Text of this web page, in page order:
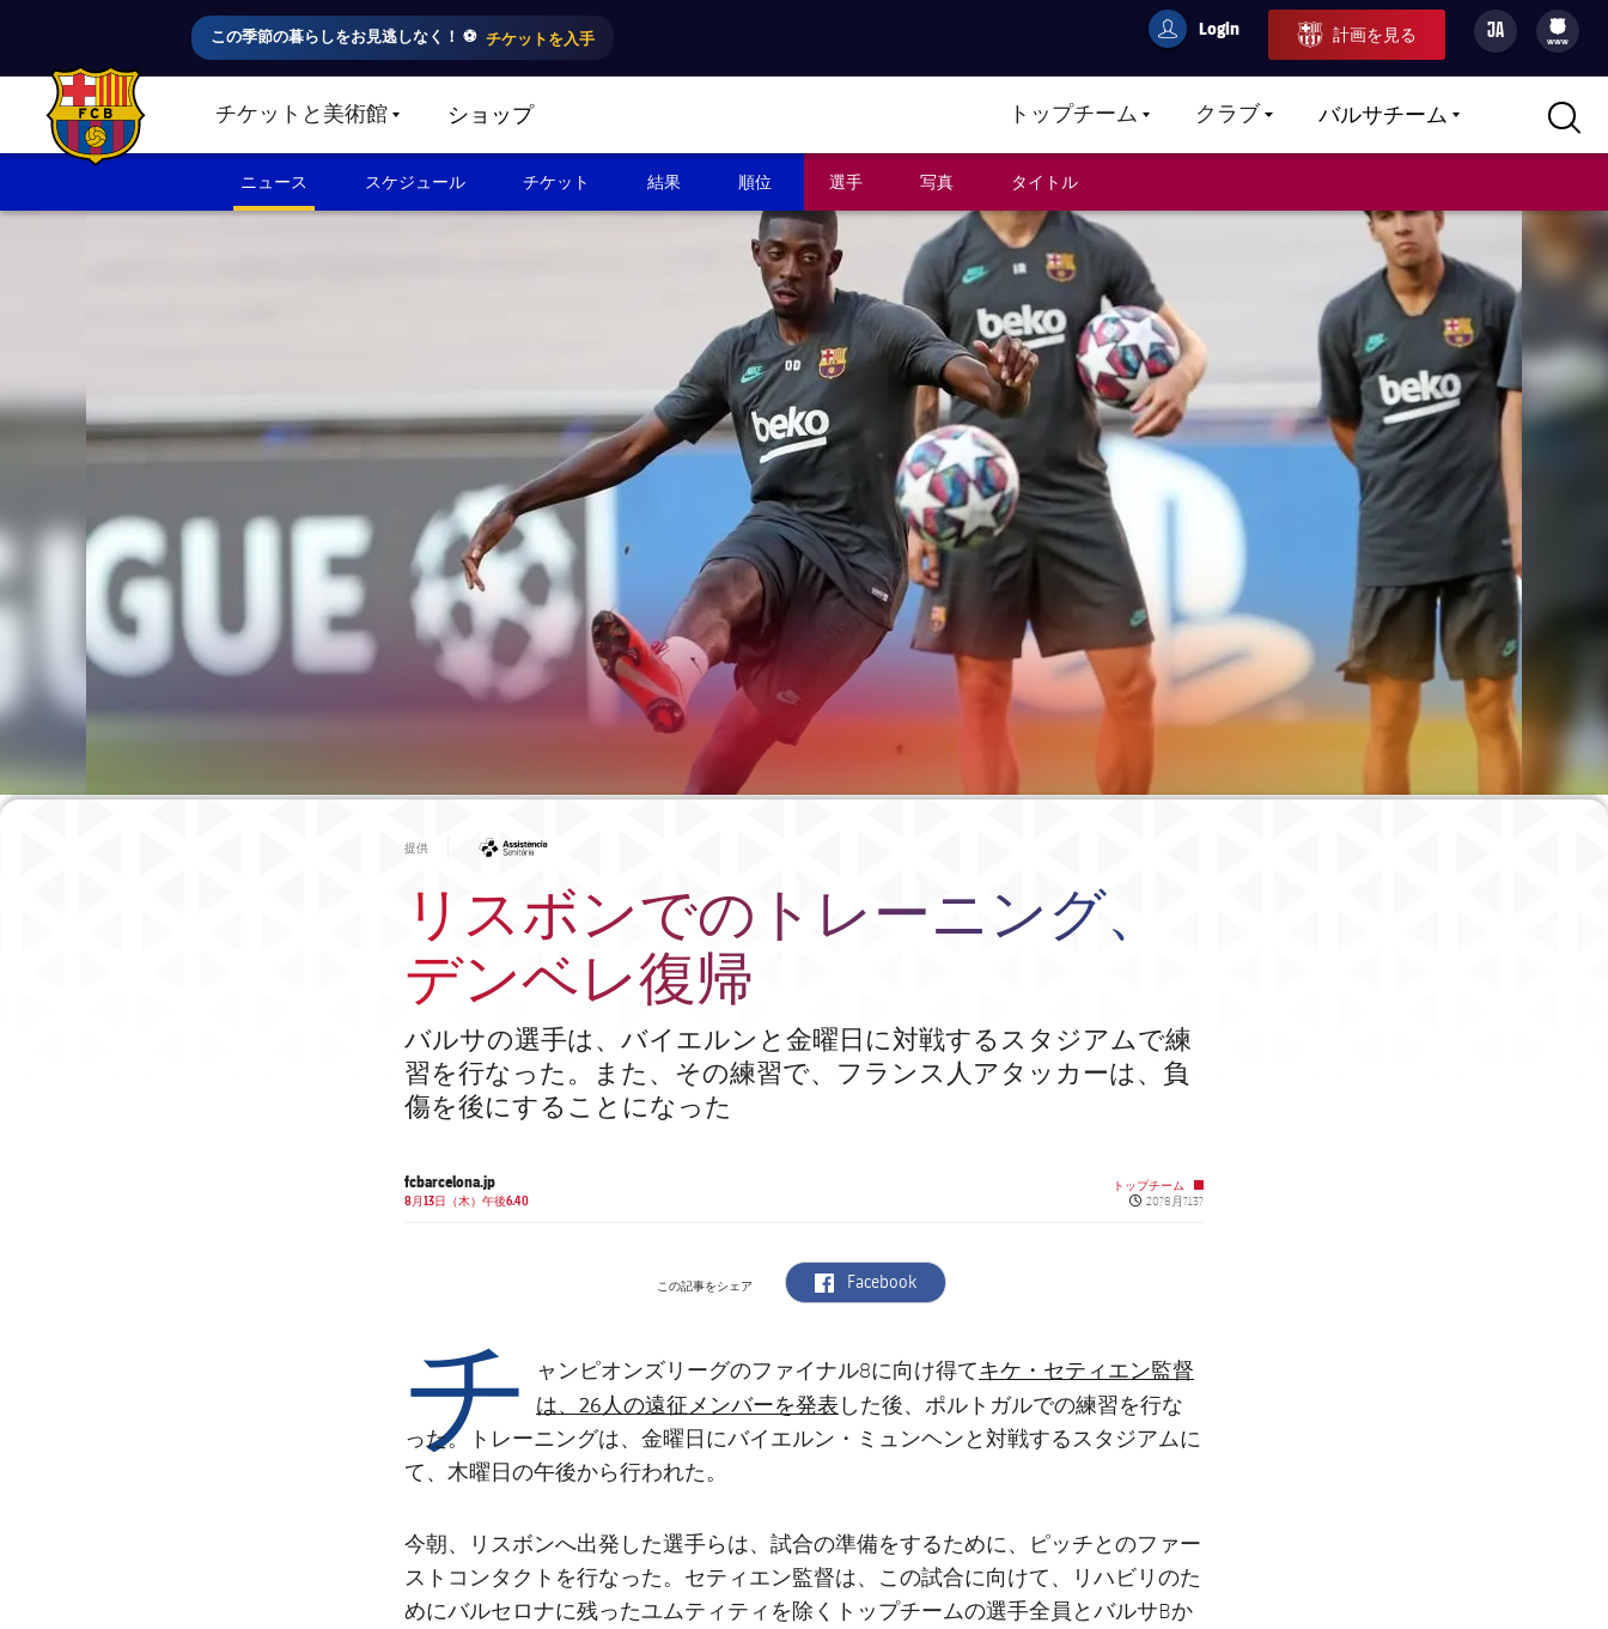
この季節の暮らしをお見逃しなく！ ⚽️ チケットを入手 userCulers
Login 計画を見る JA
filled-badge
www
FC Barcelona club badge チケットと美術館LABEL.SHARE.CARETDOWNショップ トップチームLABEL.ARIA.CARETDOWN
クラブLABEL.ARIA.CARETDOWN
バルサチームLABEL.ARIA.CARETDOWN
ニュース スケジュール チケット 結果 順位 選手 写真 タイトル
提供
リスボンでのトレーニング、
デンベレ復帰
バルサの選手は、バイエルンと金曜日に対戦するスタジアムで練
習を行なった。また、その練習で、フランス人アタッカーは、負
傷を後にすることになった
fcbarcelona.jp
8月13日（木）午後6.40
トップチーム
Published news
20?8月?13?
この記事をシェア label.aria.facebook
Facebook
チ ャンピオンズリーグのファイナル8に向け得てキケ・セティエン監督
は、26人の遠征メンバーを発表 した後、ポルトガルでの練習を行な
った。トレーニングは、金曜日にバイエルン・ミュンヘンと対戦するスタジアムに
て、木曜日の午後から行われた。
今朝、リスボンへ出発した選手らは、試合の準備をするために、ピッチとのファー
ストコンタクトを行なった。セティエン監督は、この試合に向けて、リハビリのた
めにバルセロナに残ったユムティティを除くトップチームの選手全員とバルサBか